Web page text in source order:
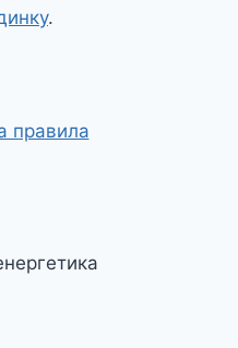
.
правила